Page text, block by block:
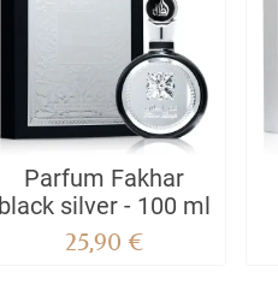
Parfum Fakhar
black silver - 100 ml
25,90 €